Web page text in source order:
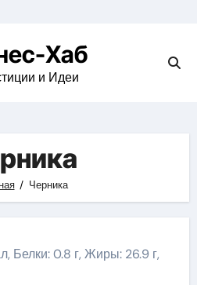
Хаб
и Идеи
Черника
Белки: 0.8 г, Жиры: 26.9 г,